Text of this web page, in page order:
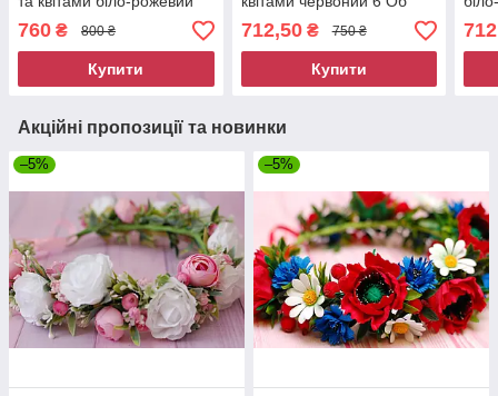
707
760 ₴ 800 ₴
Купити
712,50₴ 750 ₴
Купити
із
Акційні пропозиції та новинки
–5% –5%